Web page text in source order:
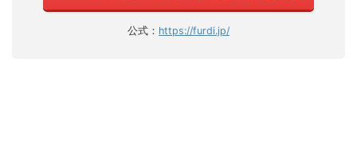
公式： https://furdi.jp/